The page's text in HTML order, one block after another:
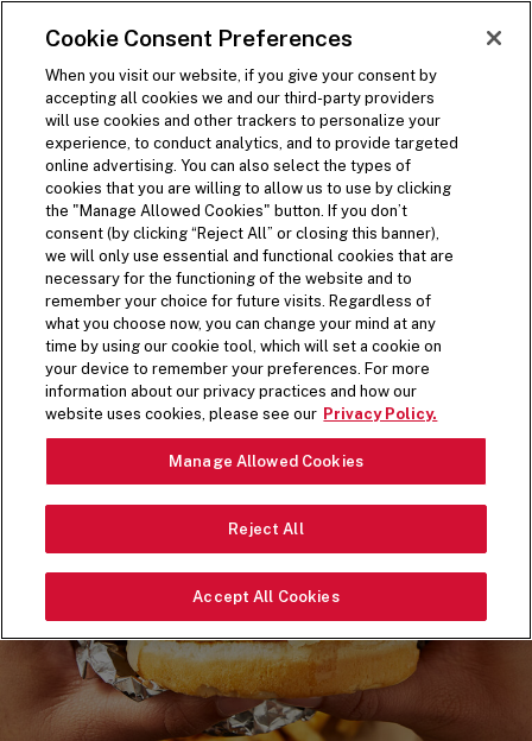
PASSA AL CONTENUTO PRINCIPALE
Apri navigazione sito
Visit the Five Guys homepage
Cookie Consent Preferences
When you visit our website, if you give your consent by
accepting all cookies we and our third-party providers
will use cookies and other trackers to personalize your
experience, to conduct analytics, and to provide targeted
online advertising. You can also select the types of
cookies that you are willing to allow us to use by clicking
the "Manage Allowed Cookies" button. If you don’t
consent (by clicking “Reject All” or closing this banner),
we will only use essential and functional cookies that are
necessary for the functioning of the website and to
remember your choice for future visits. Regardless of
what you choose now, you can change your mind at any
time by using our cookie tool, which will set a cookie on
your device to remember your preferences. For more
information about our privacy practices and how our
website uses cookies, please see our Privacy Policy.
Manage Allowed Cookies
Reject All
Accept All Cookies